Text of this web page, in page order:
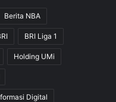
Berita NBA
BRI Liga 1
Holding UMi
Digital